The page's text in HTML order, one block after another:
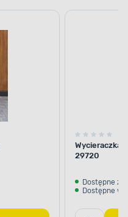
Wycieraczka
29720
Dostępne z
Dostępne w